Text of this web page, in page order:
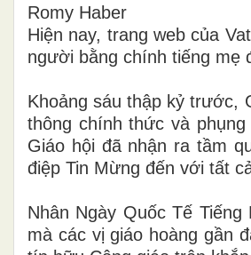
Romy Haber
Hiện nay, trang web của
người bằng chính tiếng mẹ
Khoảng sáu thập kỷ trước,
thông chính thức và
Giáo hội đã nhận ra tầm
điệp Tin Mừng đến với tất
Nhân Ngày Quốc Tế
mà các vị giáo hoàng gần